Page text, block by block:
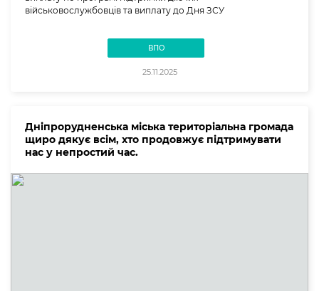
військовослужбовців та виплату до Дня ЗСУ
ВПО
25.11.2025
Дніпрорудненська міська територіальна громада
щиро дякує всім, хто продовжує підтримувати
нас у непростий час.